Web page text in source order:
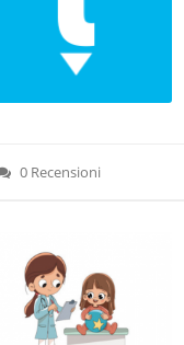
0 Recensioni